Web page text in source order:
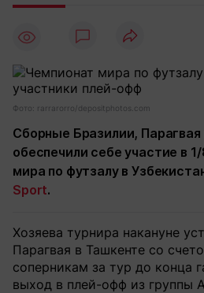
Фото: rarrarorro/depositphotos.com
Сборные Бразилии,
обеспечили себе участие в
мира по футзалу в
Sport.
Хозяева турнира накануне
Парагвая в Ташкенте со
соперникам за тур до конца
выход в плей-офф из группы